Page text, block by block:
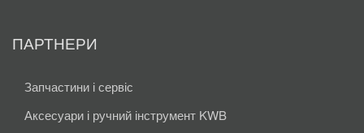
ПАРТНЕРИ
Запчастини і сервіс
Аксесуари і ручний інструмент KWB